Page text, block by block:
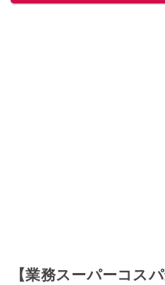
【業務スーパーコス